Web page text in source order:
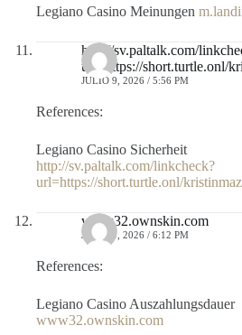
Legiano Casino Meinungen
http://sv.paltalk.com/
url=https://short.turtle.onl/
JULIO 9, 2026 / 5:56 PM
References:
Legiano Casino Sicherheit
http://sv.paltalk.com/linkcheck?
url=https://short.turtle.onl/
www32.ownskin.com
JULIO 9, 2026 / 6:12 PM
References:
Legiano Casino Auszahlungsdauer
www32.ownskin.com